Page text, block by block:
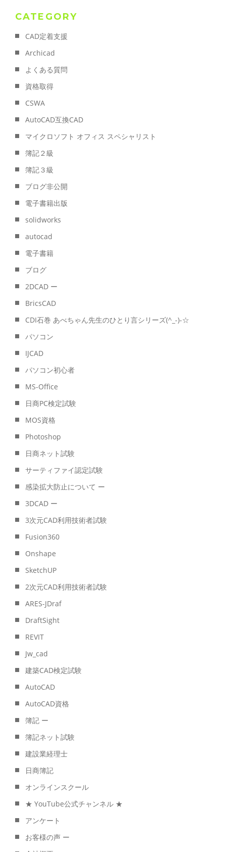
CATEGORY
CAD定着支援
Archicad
よくある質問
資格取得
CSWA
AutoCAD互換CAD
マイクロソフト オフィス スペシャリスト
簿記２級
簿記３級
ブログ非公開
電子書籍出版
solidworks
autocad
電子書籍
ブログ
2DCAD ー
BricsCAD
CDI石巻 あべちゃん先生のひとり言シリーズ(^_-)-☆
パソコン
IJCAD
パソコン初心者
MS-Office
日商PC検定試験
MOS資格
Photoshop
日商ネット試験
サーティファイ認定試験
感染拡大防止について ー
3DCAD ー
3次元CAD利用技術者試験
Fusion360
Onshape
SketchUP
2次元CAD利用技術者試験
ARES-JDraf
DraftSight
REVIT
Jw_cad
建築CAD検定試験
AutoCAD
AutoCAD資格
簿記 ー
簿記ネット試験
建設業経理士
日商簿記
オンラインスクール
★ YouTube公式チャンネル ★
アンケート
お客様の声 ー